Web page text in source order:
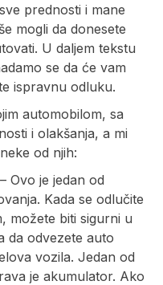
prednosti i mane
mogli da donesete
U daljem tekstu
se da će vam
ispravnu odluku.
automobilom, sa
i olakšanja, a mi
od njih:
– Ovo je jedan od
Kada se odlučite
možete biti sigurni u
da odvezete auto
vozila. Jedan od
je akumulator. Ako